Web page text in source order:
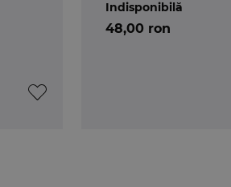
48,00 ron
Indisponibilă